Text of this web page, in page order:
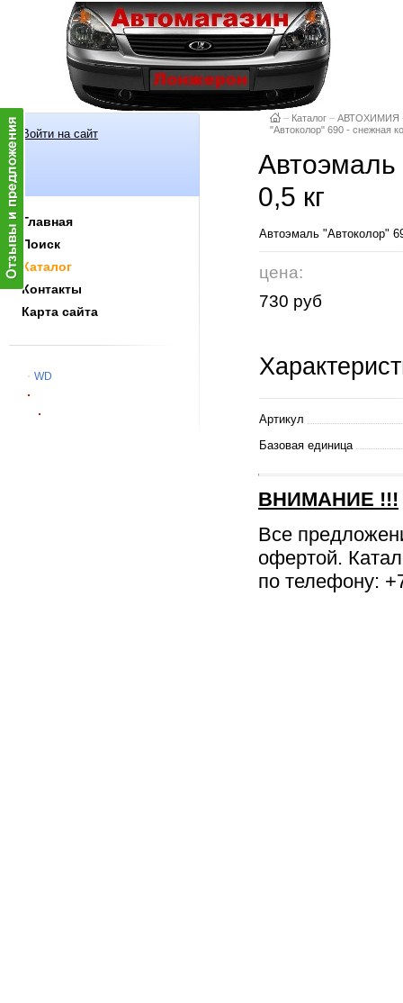
Войти на сайт
Главная
Поиск
Каталог
Контакты
Карта сайта
WD
– Каталог – АВТОХИМИЯ
"Автоколор" 690 - снежная
Автоэмаль
0,5 кг
Автоэмаль "Автоколор"
цена:
730 руб
Артикул
Базовая единица
ВНИМАНИЕ !!!
Все
офертой.
по телефону: